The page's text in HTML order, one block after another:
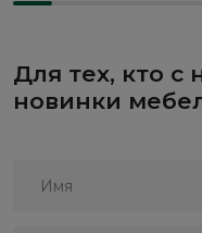
Для тех, кто с
новинки